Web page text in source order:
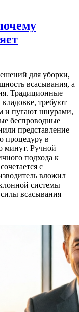
для уборки,
всасывания, а
Традиционные
требуют
и пугают шнурами,
беспроводные
представление
процедуру в
минут. Ручной
подхода к
с
вложил
системы
силы всасывания